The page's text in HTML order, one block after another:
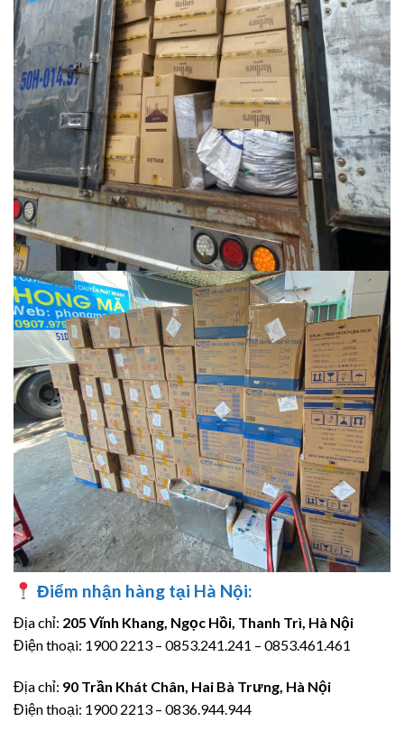
Điểm nhận hàng tại Hà Nội:
Địa chỉ: 205 Vĩnh Khang, Ngọc Hồi, Thanh Trì, Hà Nội
Điện thoại: 1900 2213 – 0853.241.241 – 0853.461.461
Địa chỉ: 90 Trần Khát Chân, Hai Bà Trưng, Hà Nội
Điện thoại: 1900 2213 – 0836.944.944